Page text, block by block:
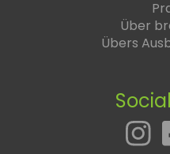
Über
Übers